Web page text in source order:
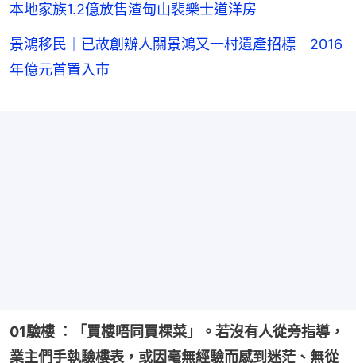
本地家族1.2億放售渣甸山裴樂士道洋房
景鴻移民｜已故創辦人關景鴻又一村遺產招標 2016
年億元首置入市
01驗樓 ︰「買樓唔同買棵菜」。若沒有人從旁指導，
業主們手執驗樓表，或因毫無經驗而感到迷茫、無從